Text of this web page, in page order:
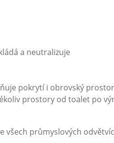
a neutralizuje
pokrytí i obrovský
prostory od toalet po
všech průmyslových